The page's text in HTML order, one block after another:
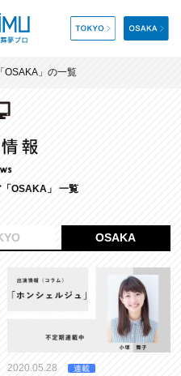
OSAKA」の一覧
OSAKA」 一覧
OSAKA
2020.05.28 連載